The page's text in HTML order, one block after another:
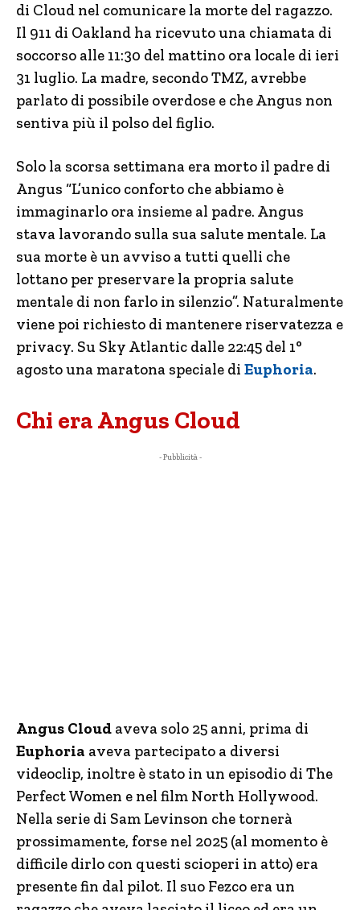
di Cloud nel comunicare la morte del ragazzo.
Il 911 di Oakland ha ricevuto una chiamata di
soccorso alle 11:30 del mattino ora locale di ieri
31 luglio. La madre, secondo TMZ, avrebbe
parlato di possibile overdose e che Angus non
sentiva più il polso del figlio.
Solo la scorsa settimana era morto il padre di
Angus “L’unico conforto che abbiamo è
immaginarlo ora insieme al padre. Angus
stava lavorando sulla sua salute mentale. La
sua morte è un avviso a tutti quelli che
lottano per preservare la propria salute
mentale di non farlo in silenzio”. Naturalmente
viene poi richiesto di mantenere riservatezza e
privacy. Su Sky Atlantic dalle 22:45 del 1°
agosto una maratona speciale di Euphoria.
Chi era Angus Cloud
- Pubblicità -
Angus Cloud aveva solo 25 anni, prima di
Euphoria aveva partecipato a diversi
videoclip, inoltre è stato in un episodio di The
Perfect Women e nel film North Hollywood.
Nella serie di Sam Levinson che tornerà
prossimamente, forse nel 2025 (al momento è
difficile dirlo con questi scioperi in atto) era
presente fin dal pilot. Il suo Fezco era un